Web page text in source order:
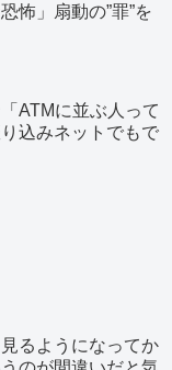
怖」扇動の”罪”を
ATMに並ぶ人って
込みネットでもで
るようになってか